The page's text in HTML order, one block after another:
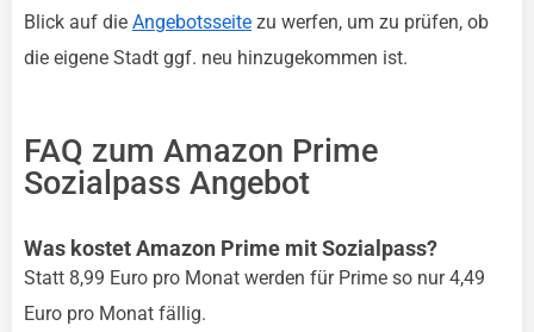
Blick auf die Angebotsseite zu werfen, um zu prüfen, ob
die eigene Stadt ggf. neu hinzugekommen ist.
FAQ zum Amazon Prime
Sozialpass Angebot
Was kostet Amazon Prime mit Sozialpass?
Statt 8,99 Euro pro Monat werden für Prime so nur 4,49
Euro pro Monat fällig.